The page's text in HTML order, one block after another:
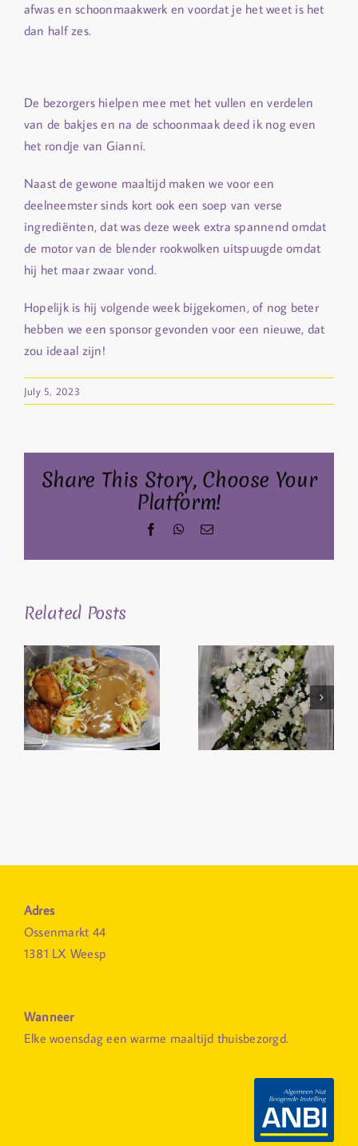
afwas en schoonmaakwerk en voordat je het weet is het
dan half zes.
De bezorgers hielpen mee met het vullen en verdelen
van de bakjes en na de schoonmaak deed ik nog even
het rondje van Gianni.
Naast de gewone maaltijd maken we voor een
deelneemster sinds kort ook een soep van verse
ingrediënten, dat was deze week extra spannend omdat
de motor van de blender rookwolken uitspuugde omdat
hij het maar zwaar vond.
Hopelijk is hij volgende week bijgekomen, of nog beter
hebben we een sponsor gevonden voor een nieuwe, dat
zou ideaal zijn!
July 5, 2023
Share This Story, Choose Your
Platform!
FacebookWhatsApp
Email
Related Posts
Adres
Ossenmarkt 44
1381 LX Weesp
Wanneer
Elke woensdag een warme maaltijd thuisbezorgd.